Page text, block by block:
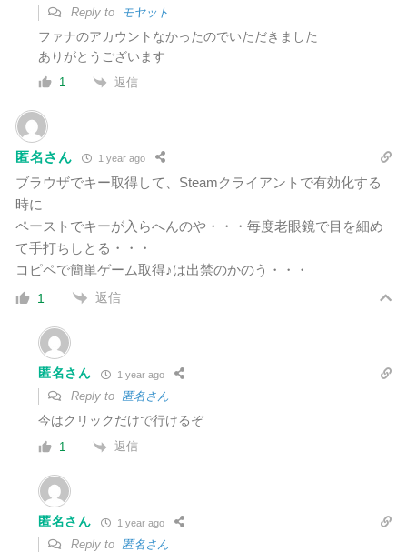
Reply to モヤット
ファナのアカウントなかったのでいただきました
ありがとうございます
1 返信
匿名さん 1 year ago
ブラウザでキー取得して、Steamクライアントで有効化する
時に
ペーストでキーが入らへんのや・・・毎度老眼鏡で目を細め
て手打ちしとる・・・
コピペで簡単ゲーム取得♪は出禁のかのう・・・
1 返信
匿名さん 1 year ago
Reply to 匿名さん
今はクリックだけで行けるぞ
1 返信
匿名さん 1 year ago
Reply to 匿名さん